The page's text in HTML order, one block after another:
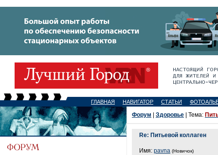
ГЛАВНАЯ НАВИГАТОР СТАТЬИ
Форум Здоровье | Тема:
Re: Питьевой коллаген
Имя: pavna (Новичок)